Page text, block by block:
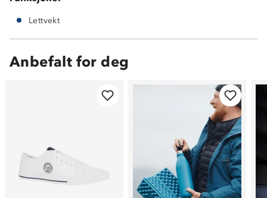
Lettvekt
Anbefalt for deg